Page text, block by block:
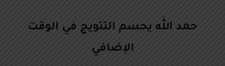
حمد الله يحسم التتويج في الوقت
الإضافي